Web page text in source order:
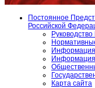
Постоянное
Российской
Карта сайта